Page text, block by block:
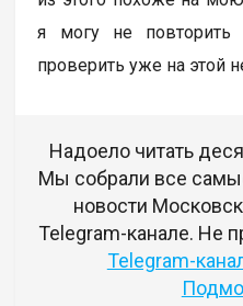
я могу не повторить
проверить уже на этой
Надоело читать
Мы собрали все
новости
Telegram-канале. Не
Telegram-